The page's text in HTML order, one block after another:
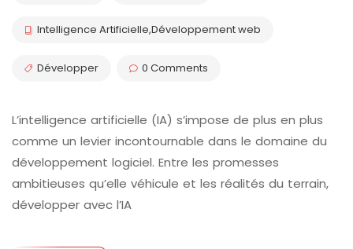
Intelligence Artificielle,Développement web
Développer 0 Comments
L’intelligence artificielle (IA) s’impose de plus en plus
comme un levier incontournable dans le domaine du
développement logiciel. Entre les promesses
ambitieuses qu’elle véhicule et les réalités du terrain,
développer avec l’IA